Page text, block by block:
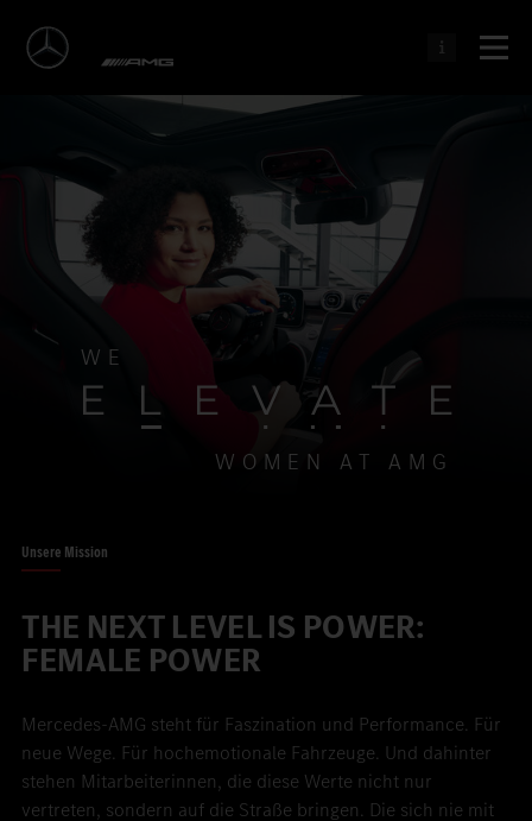
WE
E L E V A T E
WOMEN AT AMG
Unsere Mission
THE NEXT LEVEL IS POWER:
FEMALE POWER
Mercedes-AMG steht für Faszination und Performance. Für
neue Wege. Für hochemotionale Fahrzeuge. Und dahinter
stehen Mitarbeiterinnen, die diese Werte nicht nur
vertreten, sondern auf die Straße bringen. Die sich nie mit